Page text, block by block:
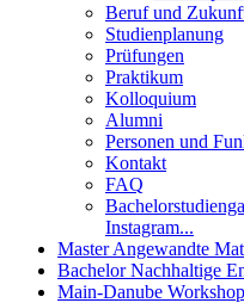
Beruf und
Studienplanung
Prüfungen
Praktikum
Kolloquium
Alumni
Personen und
Kontakt
FAQ
Instagram...
Master Angewandte
Bachelor Nachhaltige
Main-Danube